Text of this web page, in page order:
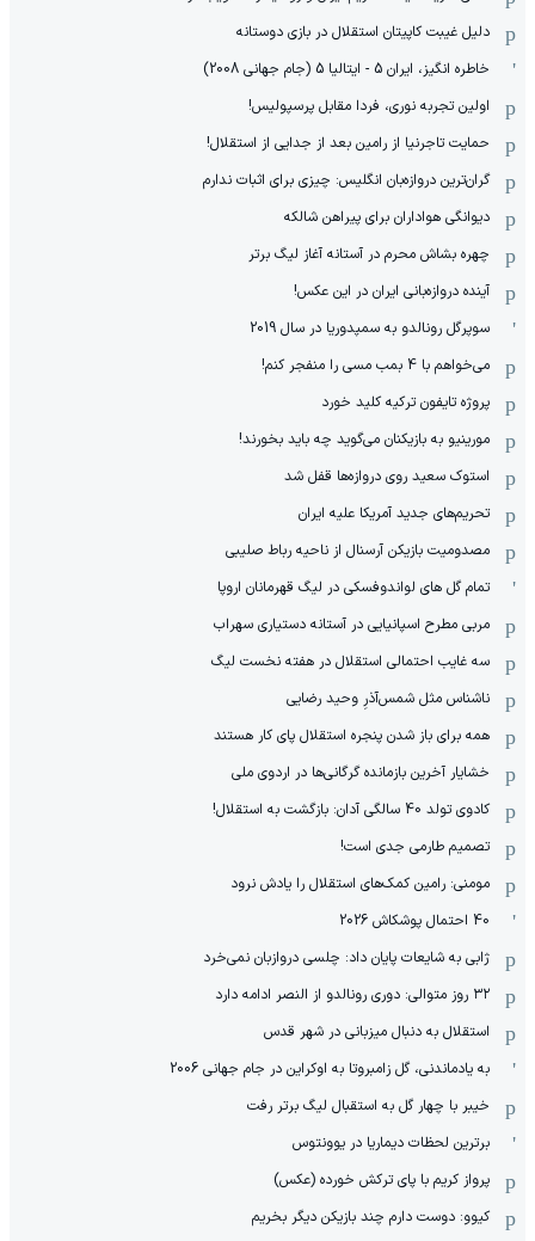
دلیل غیبت کاپیتان استقلال در بازی دوستانه
خاطره انگیز، ایران 5 - ایتالیا 5 (جام جهانی 2008)
اولین تجربه نوری، فردا مقابل پرسپولیس!
حمایت تاجرنیا از رامین بعد از جدایی از استقلال!
گران‌ترین دروازه‌بان انگلیس: چیزی برای اثبات ندارم
دیوانگی هواداران برای پیراهن شالکه
چهره بشاش محرم در آستانه آغاز لیگ برتر
آینده دروازه‌بانی ایران در این عکس!
سوپرگل رونالدو به سمپدوریا در سال 2019
می‌خواهم با 4 بمب مسی را منفجر کنم!
پروژه تایفون ترکیه کلید خورد
مورینیو به بازیکنان می‌گوید چه باید بخورند!
استوک سعید روی دروازه‌ها قفل شد
تحریم‌های جدید آمریکا علیه ایران
مصدومیت بازیکن آرسنال از ناحیه رباط صلیبی
تمام گل های لواندوفسکی در لیگ قهرمانان اروپا
مربی مطرح اسپانیایی در آستانه دستیاری سهراب
سه غایب احتمالی استقلال در هفته نخست لیگ
ناشناس مثل شمس‌آذرِ وحید رضایی
همه برای باز شدن پنجره استقلال پای کار هستند
خشایار آخرین بازمانده گرگانی‌ها در اردوی ملی
کادوی تولد 40 سالگی آدان: بازگشت به استقلال!
تصمیم طارمی جدی است!
مومنی: رامین کمک‌های استقلال را یادش نرود
40 احتمال پوشکاش 2026
ژابی به شایعات پایان داد: چلسی دروازبان نمی‌خرد
۳۲ روز متوالی: دوری رونالدو از النصر ادامه دارد
استقلال به دنبال میزبانی در شهر قدس
به یادماندنی، گل زامبروتا به اوکراین در جام جهانی 2006
خیبر با چهار گل به استقبال لیگ برتر رفت
برترین لحظات دیماریا در یوونتوس
پرواز کریم با پای ترکش خورده (عکس)
کیوو: دوست دارم چند بازیکن دیگر بخریم